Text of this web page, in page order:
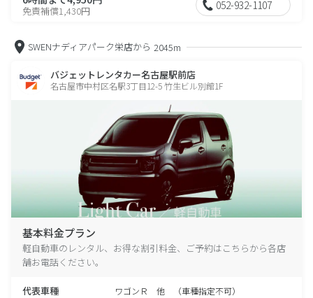
免責補償1,430円 052-932-1107
SWENナディアパーク栄店から 2045m
バジェットレンタカー名古屋駅前店
名古屋市中村区名駅3丁目12-5 竹生ビル別館1F
基本料金プラン
軽自動車のレンタル、お得な割引料金、ご予約はこちらから各店
舗お電話ください。
代表車種 ワゴンＲ 他 （車種指定不可）